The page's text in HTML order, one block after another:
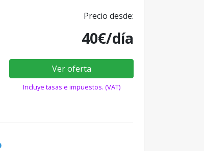
Precio desde:
40€/día
Ver oferta
Incluye tasas e impuestos. (VAT)